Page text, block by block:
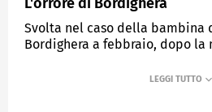
Svolta nel caso della bambina
Bordighera a febbraio, dopo la